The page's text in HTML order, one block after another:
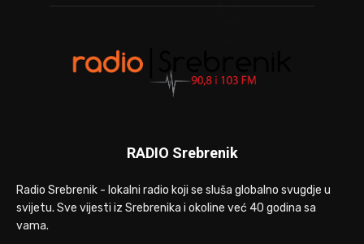
RADIO Srebrenik
Radio Srebrenik - lokalni radio koji se sluša globalno svugdje u
svijetu. Sve vijesti iz Srebrenika i okoline već 40 godina sa
vama.